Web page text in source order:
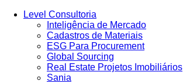
Level Consultoria
Inteligência de Mercado
Cadastros de Materiais
ESG Para Procurement
Global Sourcing
Real Estate Projetos Imobiliários
Sania